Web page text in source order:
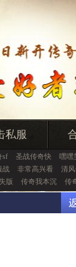
私服
sf 圣战传奇快 嘿嘿
战 非常高兴看 清
版 传奇我本沉 传